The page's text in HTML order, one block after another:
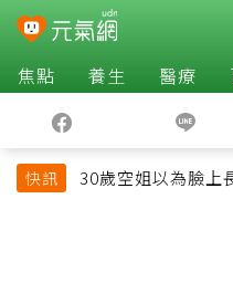
焦點 養生 醫療
快訊
30歲空姐以為臉上